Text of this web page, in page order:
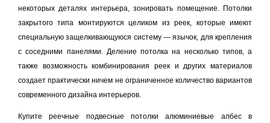
некоторых деталях интерьера, зонировать помещение. Потолки
закрытого типа монтируются целиком из реек, которые имеют
специальную защелкивающуюся систему — язычок, для крепления
с соседними панелями. Деление потолка на несколько типов, а
также возможность комбинирования реек и других материалов
создает практически ничем не ограниченное количество вариантов
современного дизайна интерьеров.
Купите реечные подвесные потолки алюминиевые албес в